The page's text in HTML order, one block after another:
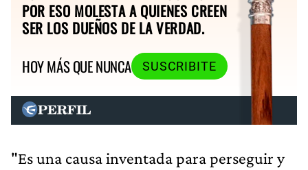
POR ESO MOLESTA A QUIENES CREEN
SER LOS DUEÑOS DE LA VERDAD.
HOY MÁS QUE NUNCA
SUSCRIBITE
"Es una causa inventada para perseguir y